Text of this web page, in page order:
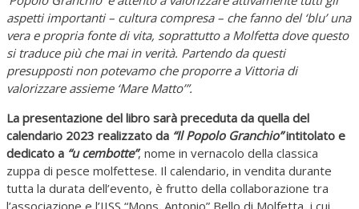
aspetti importanti – cultura compresa – che fanno del ‘blu’ una
vera e propria fonte di vita, soprattutto a Molfetta dove questo
si traduce più che mai in verità. Partendo da questi
presupposti non potevamo che proporre a Vittoria di
valorizzare assieme ‘Mare Matto’”.
La presentazione del libro sarà preceduta da quella del
calendario 2023 realizzato da “Il Popolo Granchio”intitolato e
dedicato a “u cembotte”, nome in vernacolo della classica
zuppa di pesce molfettese. Il calendario, in vendita durante
tutta la durata dell’evento, è frutto della collaborazione tra
l’associazione e l’IISS “Mons. Antonio” Bello di Molfetta, i cui